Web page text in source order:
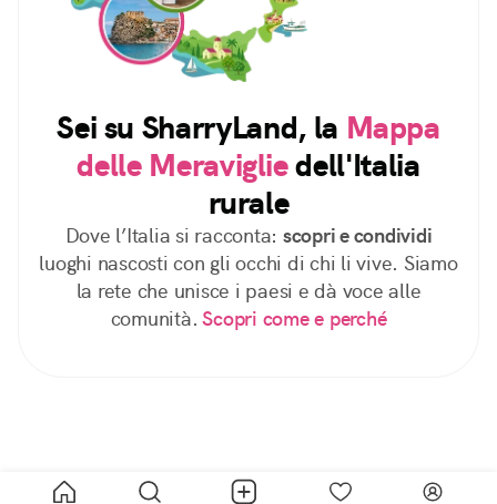
Sei su SharryLand, la Mappa
delle Meravigliedell'Italia
rurale
Dove l’Italia si racconta: scopri e condividi
luoghi nascosti con gli occhi di chi li vive. Siamo
la rete che unisce i paesi e dà voce alle
comunità. Scopri come e perché